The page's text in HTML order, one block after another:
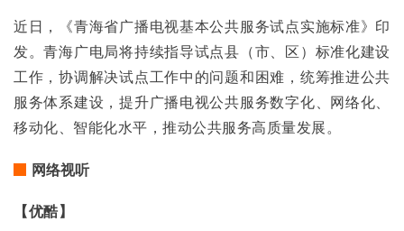
近日，《青海省广播电视基本公共服务试点实施标准》印
发。青海广电局将持续指导试点县（市、区）标准化建设
工作，协调解决试点工作中的问题和困难，统筹推进公共
服务体系建设，提升广播电视公共服务数字化、网络化、
移动化、智能化水平，推动公共服务高质量发展。
网络视听
【优酷】